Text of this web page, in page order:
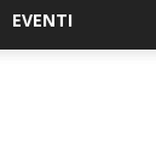
EVENTI